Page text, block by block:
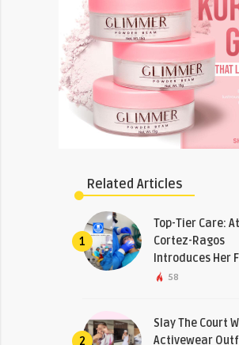
Related Articles
1
Top-Tier Care:
Cortez-Ragos
Introduces Her
58
2
Slay The Court
Activewear